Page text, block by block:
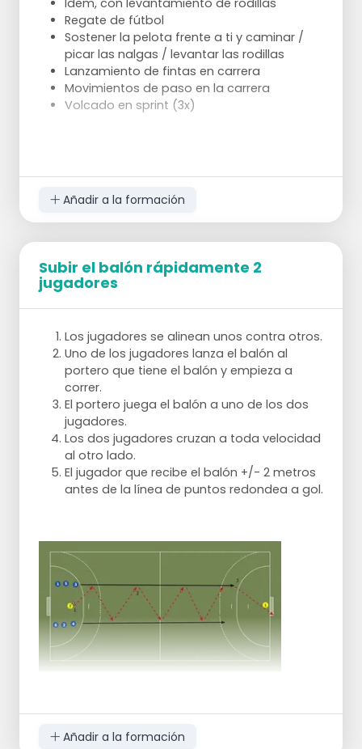
Idem, con levantamiento de rodillas
Regate de fútbol
Sostener la pelota frente a ti y caminar /
picar las nalgas / levantar las rodillas
Lanzamiento de fintas en carrera
Movimientos de paso en la carrera
Volcado en sprint (3x)
Añadir a la formación
Subir el balón rápidamente 2
jugadores
Los jugadores se alinean unos contra otros.
Uno de los jugadores lanza el balón al
portero que tiene el balón y empieza a
correr.
El portero juega el balón a uno de los dos
jugadores.
Los dos jugadores cruzan a toda velocidad
al otro lado.
El jugador que recibe el balón +/- 2 metros
antes de la línea de puntos redondea a gol.
Añadir a la formación